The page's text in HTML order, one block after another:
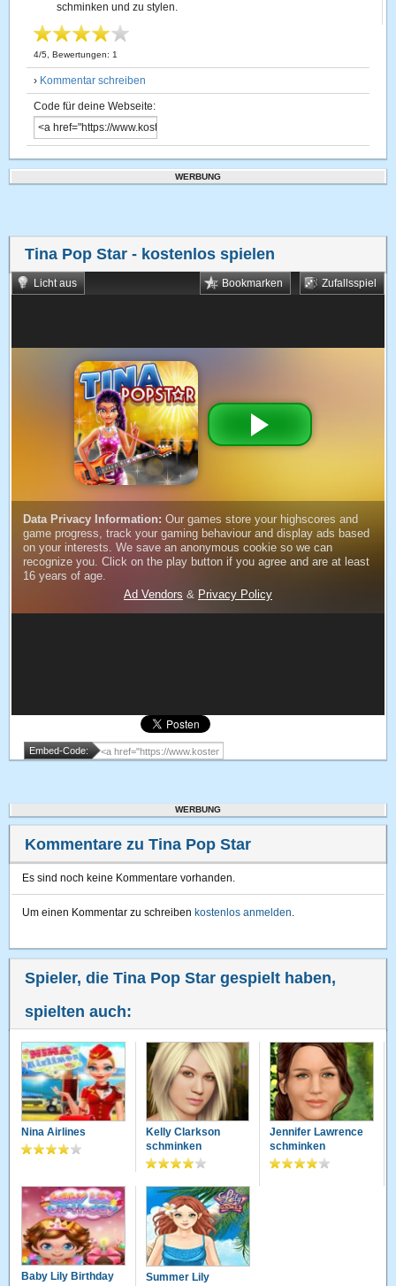
schminken und zu stylen.
4/5 , Bewertungen: 1
› Kommentar schreiben
Code für deine Webseite:
WERBUNG
Tina Pop Star - kostenlos spielen
Licht aus Zufallsspiel
Bookmarken
Embed-Code:
WERBUNG
Kommentare zu Tina Pop Star
Es sind noch keine Kommentare vorhanden.
Um einen Kommentar zu schreiben kostenlos anmelden.
Spieler, die Tina Pop Star gespielt haben,
spielten auch:
Nina Airlines
Kelly Clarkson
schminken
Jennifer Lawrence
schminken
Baby Lily Birthday Summer Lily